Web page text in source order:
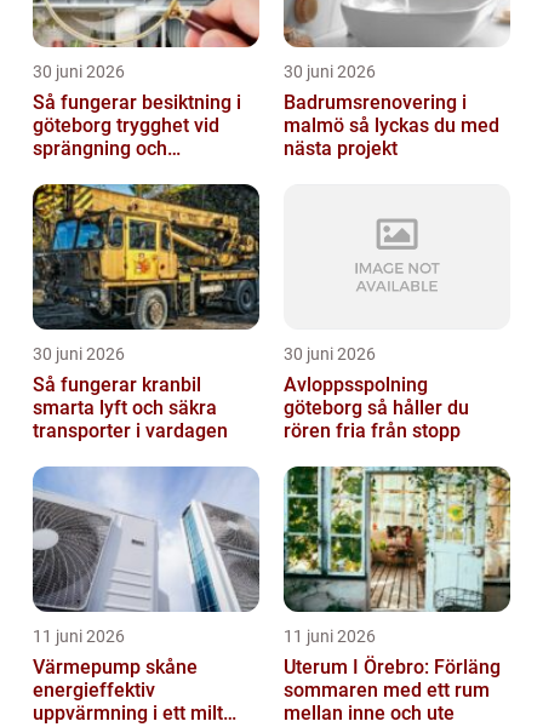
30 juni 2026
Så fungerar besiktning i
göteborg trygghet vid
sprängning och
30 juni 2026
Badrumsrenovering i
malmö så lyckas du med
nästa projekt
30 juni 2026
Så fungerar kranbil
smarta lyft och säkra
transporter i vardagen
30 juni 2026
Avloppsspolning
göteborg så håller du
rören fria från stopp
11 juni 2026
Värmepump skåne
energieffektiv
uppvärmning i ett milt
11 juni 2026
Uterum I Örebro: Förläng
sommaren med ett rum
mellan inne och ute